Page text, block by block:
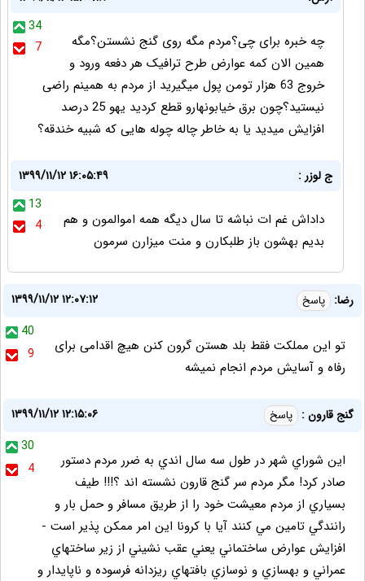
34
7
چه خبره برای چی؟مردم مگه روی گنج نشستن؟مگه
همین الان کمه عوارض طرح ترافیک هر دفعه ورود و
خروج 63 هزار تومن پول میگیرید از مردم به همینم راضی
نیستید؟چون برق خیابونهارو قطع کردید یهو 25 درصد
افزایش میدید یا به خاطر چاله چوله هایی که شبیه خندقه؟
ج لوزر :
۱۳۹۹/۱۱/۱۲ ۱۶:۰۵:۴۹
13
4
داداش غم ات نباشه تا سال دیگه همه اموالمون و هم
بدیم بهشون باز طلبکارن و منت میزارن سرمون
رضا: پاسخ
۱۳۹۹/۱۱/۱۲ ۱۲:۰۷:۱۲
40
9
تو این مملکت فقط بلد هستن گرون کنن هیچ اقدامی برای
رفاه و آسایش مردم انجام نمیشه
گنج قارون : پاسخ
۱۳۹۹/۱۱/۱۲ ۱۲:۱۵:۰۶
30
4
اين شوراي شهر در طول سه سال اندي به ضرر مردم دستور
صادر كرد! مگر مردم سر گنج قارون نشسته اند ؟!!! طيف
بسياري از مردم معيشت خود را از طريق مسافر و حمل بار و
رانندگي تامين مي كنند آيا با كرونا اين امر ممكن پذير است -
افزايش عوارض ساختماني يعني عقب نشيني از زير ساختهاي
عمراني و بهسازي و نوسازي بافتهاي ريزدانه فرسوده و ناپايدار و